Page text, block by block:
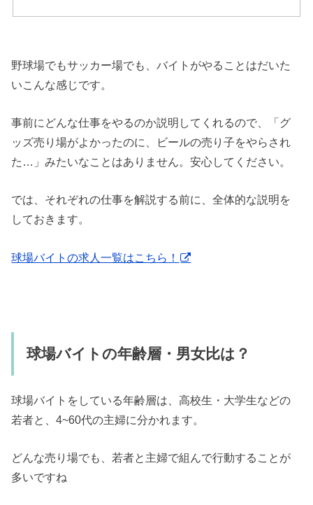
野球場でもサッカー場でも、バイトがやることはだいた
いこんな感じです。
事前にどんな仕事をやるのか説明してくれるので、「グ
ッズ売り場がよかったのに、ビールの売り子をやらされ
た…」みたいなことはありません。安心してください。
では、それぞれの仕事を解説する前に、全体的な説明を
しておきます。
球場バイトの求人一覧はこちら！
球場バイトの年齢層・男女比は？
球場バイトをしている年齢層は、高校生・大学生などの
若者と、4~60代の主婦に分かれます。
どんな売り場でも、若者と主婦で組んで行動することが
多いですね